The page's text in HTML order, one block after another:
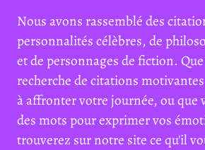
Nous avons rassemblé des
personnalités célèbres, de
et de personnages de fiction.
recherche de citations
à affronter votre journée, ou que
des mots pour exprimer vos
trouverez sur notre site ce qu'il